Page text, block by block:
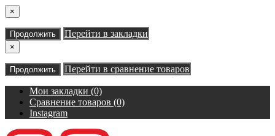
×
Продолжить Перейти в закладки
×
Продолжить Перейти в сравнение товаров
Мои закладки (0)
Сравнение товаров (0)
Instagram